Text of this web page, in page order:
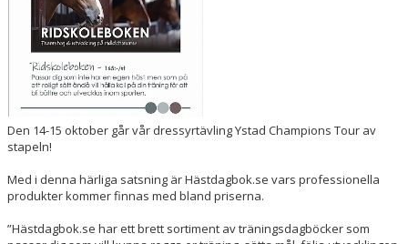
Den 14-15 oktober går vår dressyrtävling Ystad Champions Tour av
stapeln!
Med i denna härliga satsning är Hästdagbok.se vars professionella
produkter kommer finnas med bland priserna.
”Hästdagbok.se har ett brett sortiment av träningsdagböcker som